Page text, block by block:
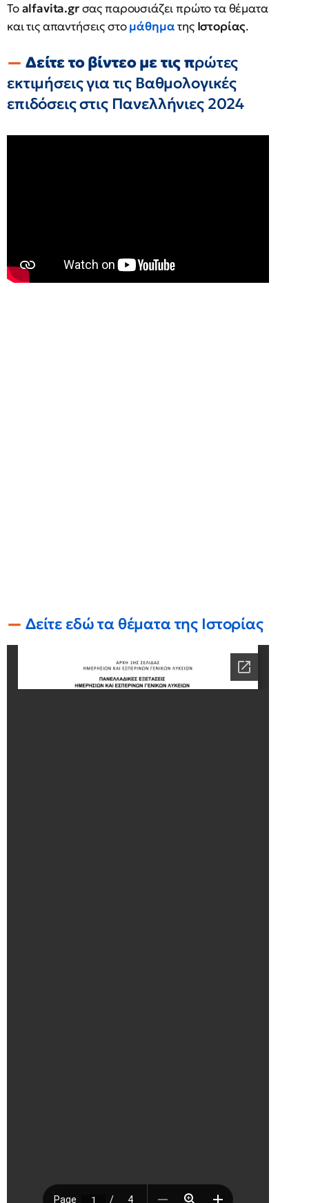
Τοalfavita.grσας παρουσιάζει πρώτο τα θέματα
και τις απαντήσεις στομάθηματης Ιστορίας.
Δείτε το βίντεο με τις πρώτες
εκτιμήσεις για τις Βαθμολογικές
επιδόσεις στις Πανελλήνιες 2024
Δείτε εδώ τα θέματα της Ιστορίας